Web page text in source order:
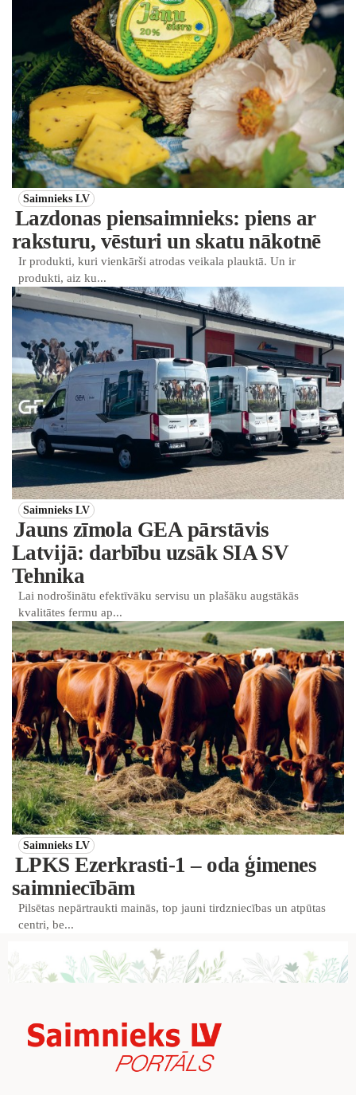
Saimnieks LV
Lazdonas piensaimnieks: piens ar
raksturu, vēsturi un skatu nākotnē
Ir produkti, kuri vienkārši atrodas veikala plauktā. Un ir
produkti, aiz ku...
Saimnieks LV
Jauns zīmola GEA pārstāvis
Latvijā: darbību uzsāk SIA SV
Tehnika
Lai nodrošinātu efektīvāku servisu un plašāku augstākās
kvalitātes fermu ap...
Saimnieks LV
LPKS Ezerkrasti-1 – oda ģimenes
saimniecībām
Pilsētas nepārtraukti mainās, top jauni tirdzniecības un atpūtas
centri, be...